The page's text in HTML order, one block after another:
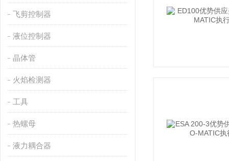
飞剪控制器
液位控制器
晶体管
火焰检测器
工具
热螺母
液力耦合器